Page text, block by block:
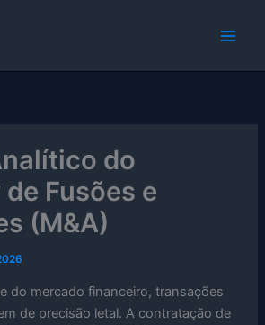
do
Fusões e
(M&A)
do mercado financeiro, transações
de precisão letal. A contratação de